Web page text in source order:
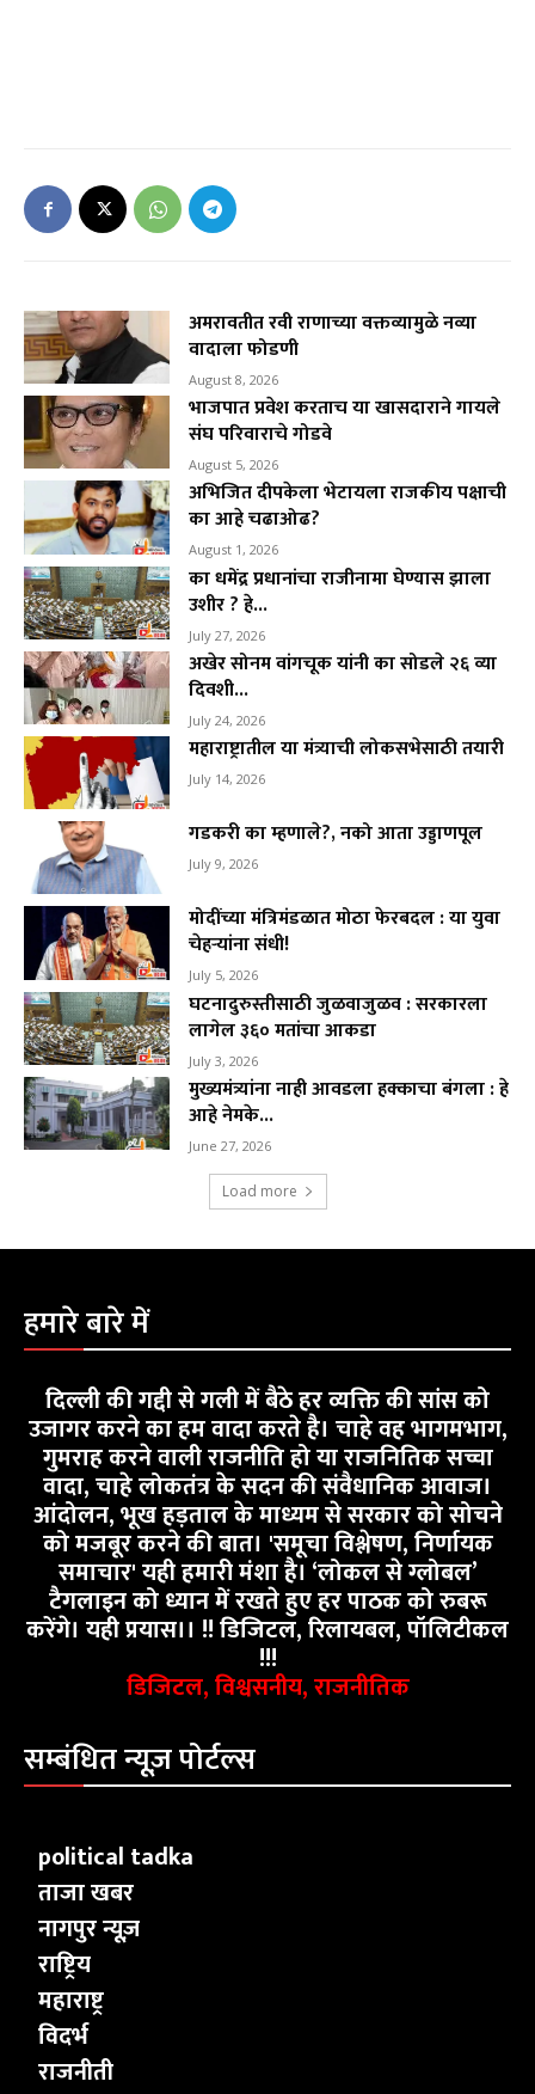
अमरावतीत रवी राणाच्या वक्तव्यामुळे नव्या
वादाला फोडणी
August 8, 2026
भाजपात प्रवेश करताच या खासदाराने गायले
संघ परिवाराचे गोडवे
August 5, 2026
अभिजित दीपकेला भेटायला राजकीय पक्षाची
का आहे चढाओढ?
August 1, 2026
का धमेंद्र प्रधानांचा राजीनामा घेण्यास झाला
उशीर ? हे...
July 27, 2026
अखेर सोनम वांगचूक यांनी का सोडले २६ व्या
दिवशी...
July 24, 2026
महाराष्ट्रातील या मंत्र्याची लोकसभेसाठी तयारी
July 14, 2026
गडकरी का म्हणाले?, नको आता उड्डाणपूल
July 9, 2026
मोदींच्या मंत्रिमंडळात मोठा फेरबदल : या युवा
चेहऱ्यांना संधी!
July 5, 2026
घटनादुरुस्तीसाठी जुळवाजुळव : सरकारला
लागेल ३६० मतांचा आकडा
July 3, 2026
मुख्यमंत्र्यांना नाही आवडला हक्काचा बंगला : हे
आहे नेमके...
June 27, 2026
Load more
हमारे बारे में
दिल्ली की गद्दी से गली में बैठे हर व्यक्ति की सांस को
उजागर करने का हम वादा करते है। चाहे वह भागमभाग,
गुमराह करने वाली राजनीति हो या राजनितिक सच्चा
वादा, चाहे लोकतंत्र के सदन की संवैधानिक आवाज।
आंदोलन, भूख हड़ताल के माध्यम से सरकार को सोचने
को मजबूर करने की बात। 'समूचा विश्लेषण, निर्णायक
समाचार' यही हमारी मंशा है। ‘लोकल से ग्लोबल’
टैगलाइन को ध्यान में रखते हुए हर पाठक को रुबरू
करेंगे। यही प्रयास।। !! डिजिटल, रिलायबल, पॉलिटीकल
!!!
डिजिटल, विश्वसनीय, राजनीतिक
सम्बंधित न्यूज़ पोर्टल्स
political tadka
ताजा खबर
नागपुर न्यूज़
राष्ट्रिय
महाराष्ट्र
विदर्भ
राजनीती